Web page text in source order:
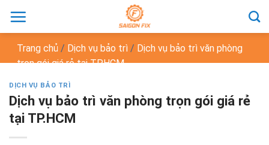
đến
dungTrang chủ / Dịch vụ bảo trì / Dịch vụ bảo trì văn phòng
trọn gói giá rẻ tại TP.HCM
DỊCH VỤ BẢO TRÌ
Dịch vụ bảo trì văn phòng trọn gói giá rẻ
tại TP.HCM